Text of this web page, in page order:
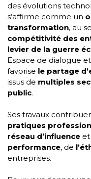
des évolutions
s’affirme comme un
transformation, au
compétitivité des
levier de la guerre
Espace de dialogue
favorise le partage
issus de multiples
public.
Ses travaux
pratiques
réseau d’influence
performance, de
entreprises.